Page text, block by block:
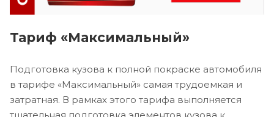
Тариф «Максимальный»
Подготовка кузова к полной покраске автомобиля
в тарифе «Максимальный» самая трудоемкая и
затратная. В рамках этого тарифа выполняется